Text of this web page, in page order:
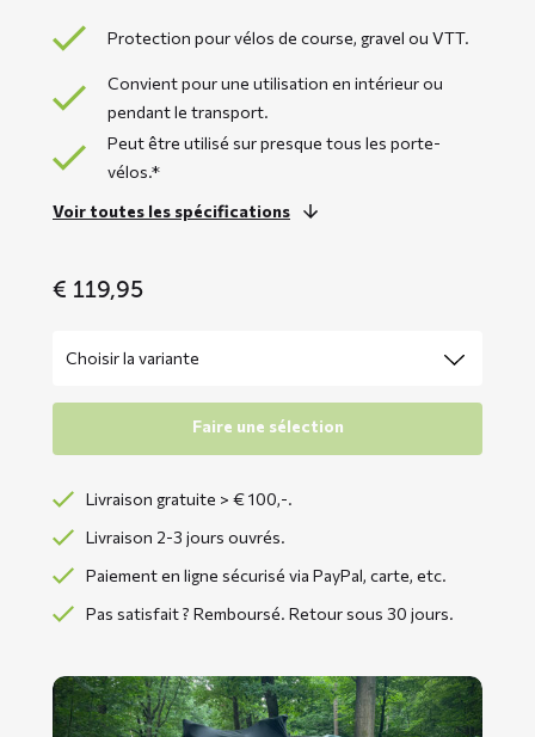
Protection pour vélos de course, gravel ou VTT.
Convient pour une utilisation en intérieur ou
pendant le transport.
Peut être utilisé sur presque tous les porte-
vélos.*
Voir toutes les spécifications
€ 119,95
Faire une sélection
Livraison gratuite > € 100,-.
Livraison 2-3 jours ouvrés.
Paiement en ligne sécurisé via PayPal, carte, etc.
Pas satisfait ? Remboursé. Retour sous 30 jours.